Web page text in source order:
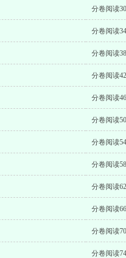
分卷阅读30
分卷阅读34
分卷阅读38
分卷阅读42
分卷阅读46
分卷阅读50
分卷阅读54
分卷阅读58
分卷阅读62
分卷阅读66
分卷阅读70
分卷阅读74